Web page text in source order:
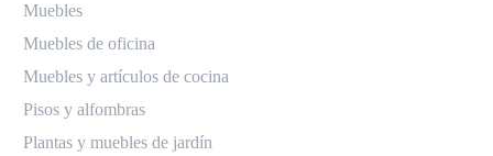
Muebles
Muebles de oficina
Muebles y artículos de cocina
Pisos y alfombras
Plantas y muebles de jardín